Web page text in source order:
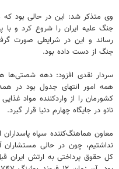
رساند و این در شرایطی صورت
جنگ از دست داده بود.
سردار نقدی افزود: دهه شصتی‌ها
همه امور انتهای جدول بود در
کشورمان را از واردکننده مواد
نانو در جایگاه چهارم دنیا قرار گیرد.
معاون هماهنگ‌کننده سپاه